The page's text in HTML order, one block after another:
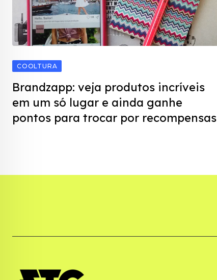
COOLTURA
Brandzapp: veja produtos incríveis
em um só lugar e ainda ganhe
pontos para trocar por recompensas